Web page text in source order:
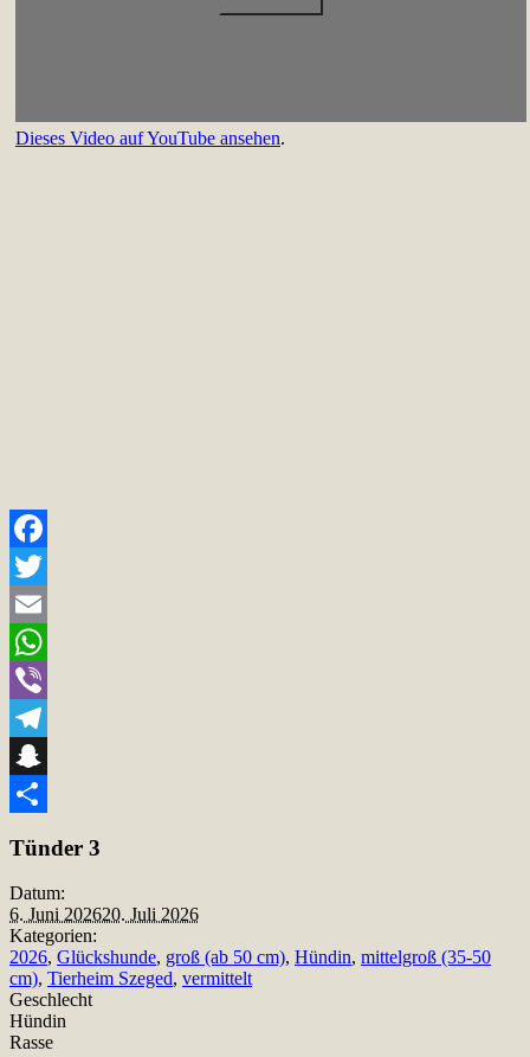
Dieses Video auf YouTube ansehen.
Facebook
Twitter
Email
WhatsApp
Viber
Telegram
Snapchat
Tünder 3
Datum:
6. Juni 202620. Juli 2026
Kategorien:
2026, Glückshunde, groß (ab 50 cm), Hündin, mittelgroß (35-50
cm), Tierheim Szeged, vermittelt
Geschlecht
Hündin
Rasse